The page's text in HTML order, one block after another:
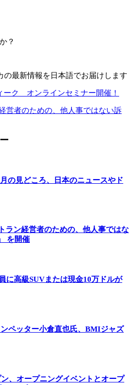
？
の最新情報を日本語でお届けします
ーク オンラインセミナー開催！
営者のための、他人事ではない訴
の見どころ、日本のニュースやド
ラン経営者のための、他人事ではな
を開催
に高級SUVまたは現金10万ドルが
ペッター小倉直也氏、BMIジャズ
、オープニングイベントとオープ